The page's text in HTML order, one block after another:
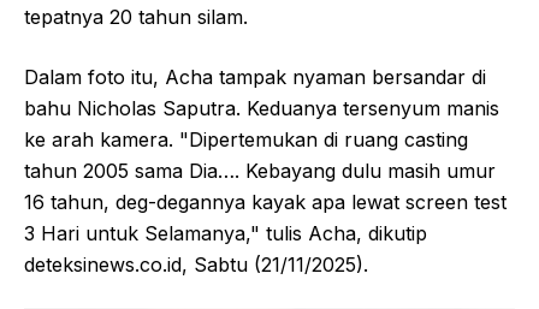
tepatnya 20 tahun silam.
Dalam foto itu, Acha tampak nyaman bersandar di
bahu Nicholas Saputra. Keduanya tersenyum manis
ke arah kamera. "Dipertemukan di ruang casting
tahun 2005 sama Dia…. Kebayang dulu masih umur
16 tahun, deg-degannya kayak apa lewat screen test
3 Hari untuk Selamanya," tulis Acha, dikutip
deteksinews.co.id, Sabtu (21/11/2025).